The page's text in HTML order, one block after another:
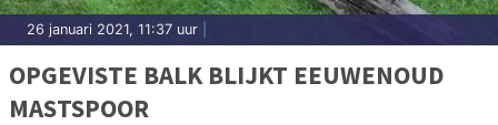
26 januari 2021, 11:37 uur
OPGEVISTE BALK BLIJKT EEUWENOUD
MASTSPOOR